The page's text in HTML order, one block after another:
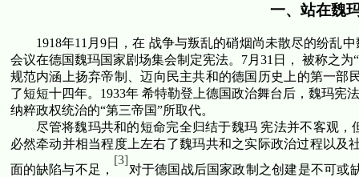
一、站在魏
1918年11 月9日，在 战争与叛乱的硝烟尚未散尽的纷乱
会议在德国魏玛国家剧场集会制定宪法。 7月 31 日， 被称之为
规范内涵上扬弃帝制、迈向民主共和的德国历史上的第一
了短短十四年。 1933年 希特勒登上德国政治舞台后，魏玛宪
纳粹政权统治的“第三帝国”所取代。
尽管将魏玛共和的短命完全归结于魏玛 宪法并不客观
必然牵动并相当程度上左右了魏玛共和之实际政治过程以
面的缺陷与不足，
[3]
对于德国战后国家政制之创建是不可或